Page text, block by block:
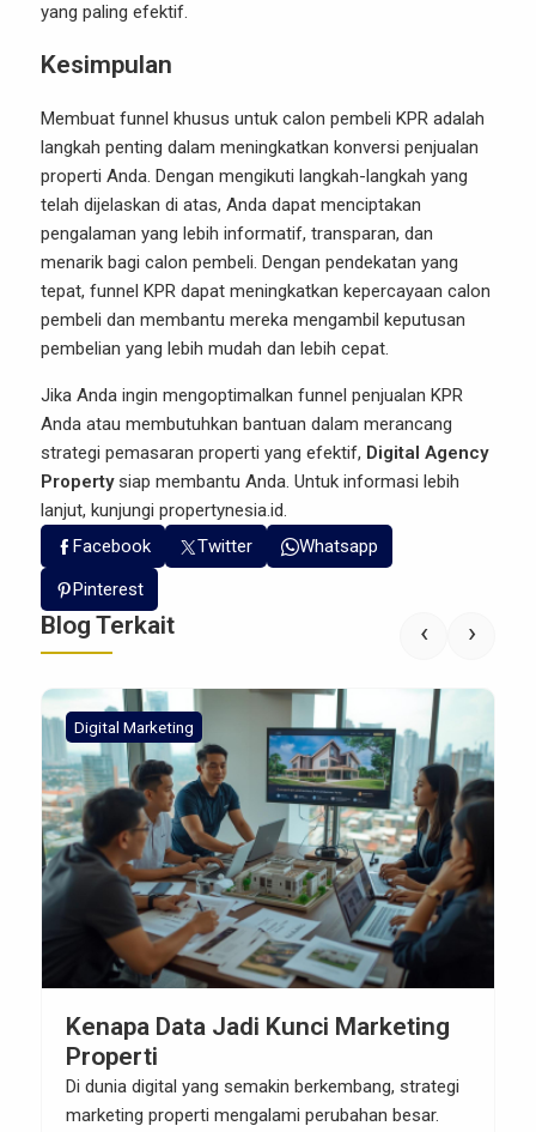
yang paling efektif.
Kesimpulan
Membuat funnel khusus untuk calon pembeli KPR adalah
langkah penting dalam meningkatkan konversi penjualan
properti Anda. Dengan mengikuti langkah-langkah yang
telah dijelaskan di atas, Anda dapat menciptakan
pengalaman yang lebih informatif, transparan, dan
menarik bagi calon pembeli. Dengan pendekatan yang
tepat, funnel KPR dapat meningkatkan kepercayaan calon
pembeli dan membantu mereka mengambil keputusan
pembelian yang lebih mudah dan lebih cepat.
Jika Anda ingin mengoptimalkan funnel penjualan KPR
Anda atau membutuhkan bantuan dalam merancang
strategi pemasaran properti yang efektif, Digital Agency
Propertysiap membantu Anda. Untuk informasi lebih
lanjut, kunjungi propertynesia.id.
Facebook
Twitter
Whatsapp
Pinterest
Blog Terkait
Digital Marketing
Kenapa Data Jadi Kunci Marketing
Properti
Di dunia digital yang semakin berkembang, strategi
marketing properti mengalami perubahan besar.
‹ ›